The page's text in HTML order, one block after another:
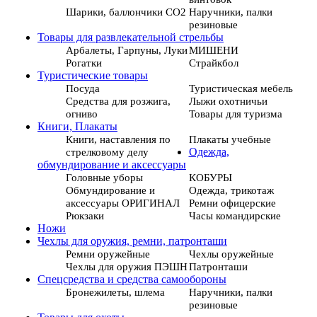
Шарики, баллончики СО2 Наручники, палки
резиновые
Товары для развлекательной стрельбы
Арбалеты, Гарпуны, ЛукиМИШЕНИ
Рогатки
Страйкбол
Туристические товары
Посуда
Туристическая мебель
Средства для розжига,
огниво
Лыжи охотничьи
Товары для туризма
Книги, Плакаты
Книги, наставления по
стрелковому делу
Плакаты учебные
Одежда,
обмундирование и аксессуары
Головные уборы
КОБУРЫ
Обмундирование и
аксессуары ОРИГИНАЛ
Одежда, трикотаж
Ремни офицерские
Рюкзаки
Часы командирские
Ножи
Чехлы для оружия, ремни, патронташи
Ремни оружейные
Чехлы оружейные
Чехлы для оружия ПЭШНПатронташи
Спецсредства и средства самообороны
Бронежилеты, шлема
Наручники, палки
резиновые